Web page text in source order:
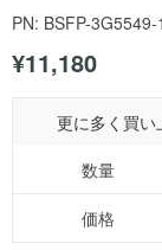
PN: BSFP-3G5549-
¥11,180
更に多く買い
数量
価格